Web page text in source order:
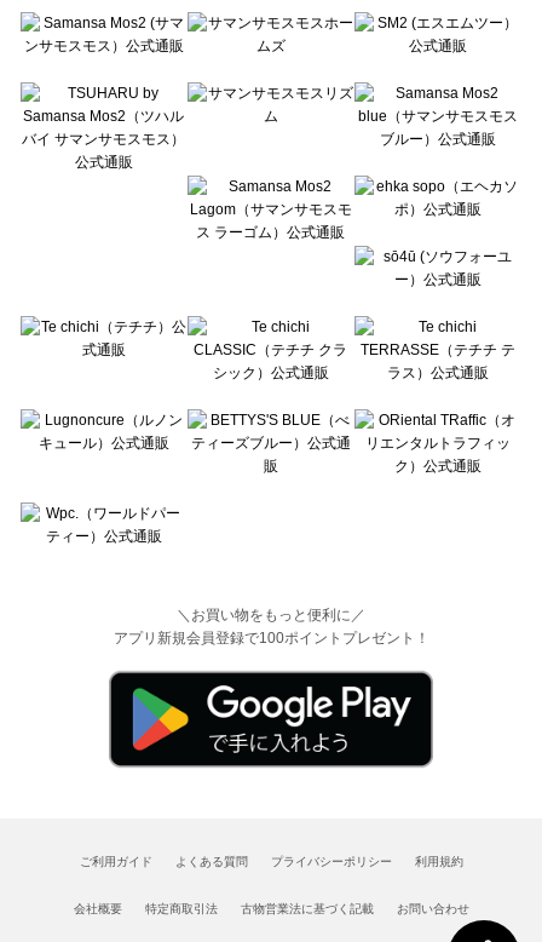
Te chichi（テチチ）のスカート一覧
Te chichi CLASSIC（テチチ クラシック）のスカート一覧
Lugnoncure（ルノンキュール）のスカート一覧
BETTY'S BLUE（べティーズブルー）のスカート一覧
Wpc.（ワールドパーティー）のスカート一覧
＼お買い物をもっと便利に／
アプリ新規会員登録で100ポイントプレゼント！
ご利用ガイド よくある質問 プライバシーポリシー 利用規約
会社概要 特定商取引法 古物営業法に基づく記載 お問い合わせ